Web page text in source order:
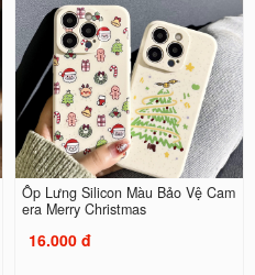
Ốp Lưng Silicon Màu Bảo Vệ Cam
era Merry Christmas
16.000 đ